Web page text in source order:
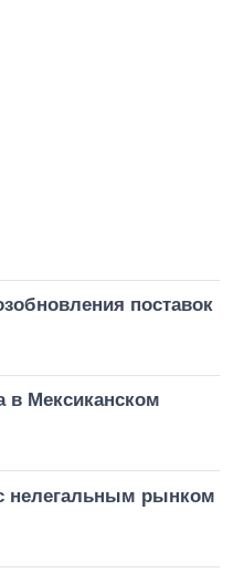
поставок
в Мексиканском
нелегальным рынком